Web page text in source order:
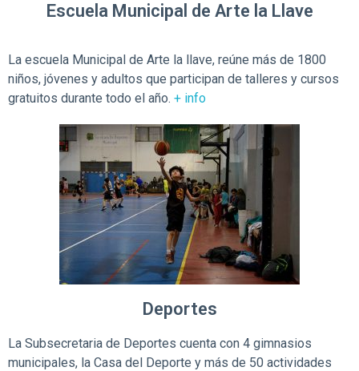
Escuela Municipal de Arte la Llave
La escuela Municipal de Arte la llave, reúne más de 1800
niños, jóvenes y adultos que participan de talleres y cursos
gratuitos durante todo el año. + info
Deportes
La Subsecretaria de Deportes cuenta con 4 gimnasios
municipales, la Casa del Deporte y más de 50 actividades